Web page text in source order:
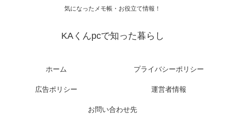
気になったメモ帳・お役立て情報！
KAくんpcで知った暮らし
ホーム プライバシーポリシー
広告ポリシー 運営者情報
お問い合わせ先